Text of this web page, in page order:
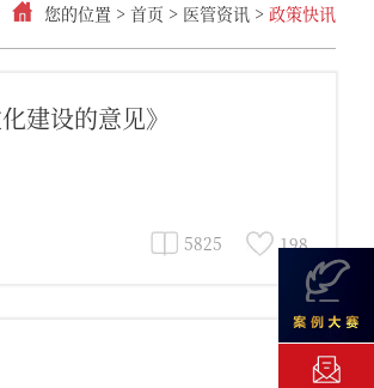
您的位置 > 首页 > 医管资讯 > 政策快讯
建设的意见》
198
5825